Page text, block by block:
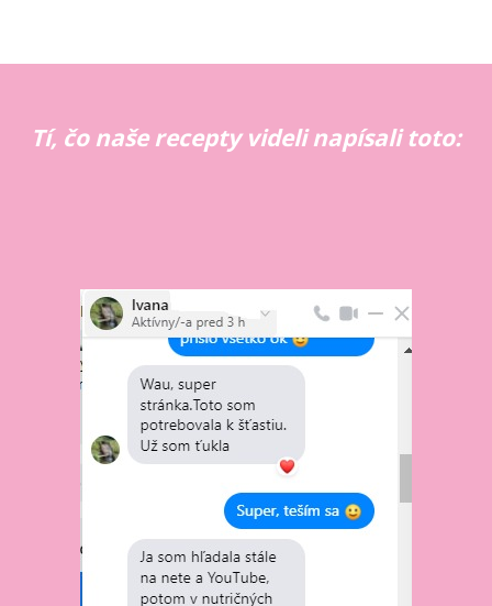
Tí, čo naše recepty videli napísali toto: